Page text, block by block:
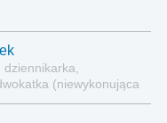
(niewykonująca